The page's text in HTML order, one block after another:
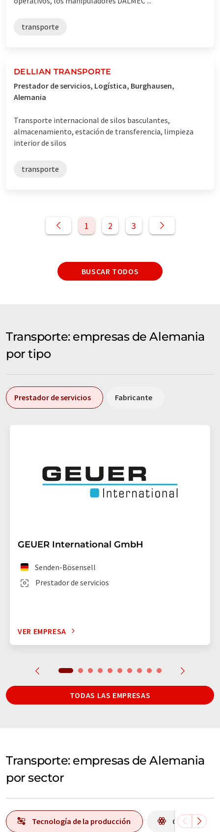
transporte
DELLIAN TRANSPORTE
Prestador de servicios, Logística, Burghausen,
Alemania
Transporte internacional de silos basculantes,
almacenamiento, estación de transferencia, limpieza
interior de silos
transporte
1 2 3
BUSCAR TODOS
Transporte: empresas de Alemania
por tipo
Prestador de servicios Fabricante
GEUER International GmbH
Prestador de servicios
Senden-Bösensell
VER EMPRESA
TODAS LAS EMPRESAS
Transporte: empresas de Alemania
por sector
Tecnología de la producción Química